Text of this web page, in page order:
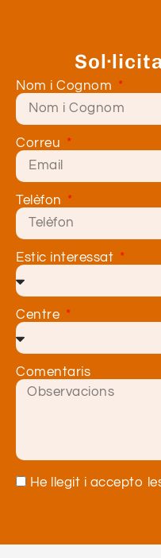
Nom i Cognom
Correu
Telèfon
Estic interessat
Centre
Comentaris
He llegit i accepto